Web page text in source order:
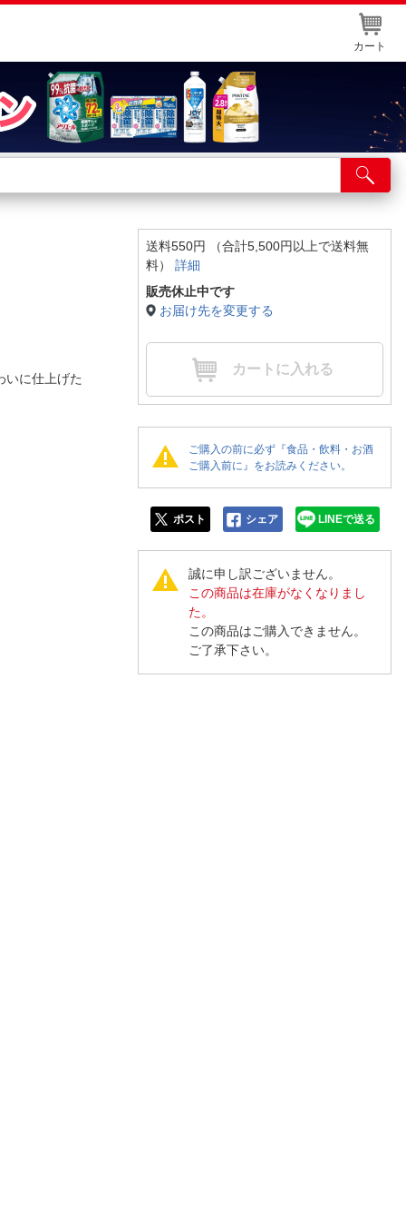
カート
舗サービス
ト取り置き
いに仕上げた
送料550円 （合計5,500円以上で送料無
料） 詳細
販売休止中です
お届け先を変更する
カートに入れる
ご購入の前に必ず『食品・飲料・お酒
ご購入前に』をお読みください。
ポスト シェア LINEで送る
誠に申し訳ございません。
この商品は在庫がなくなりまし
た。
この商品はご購入できません。
ご了承下さい。